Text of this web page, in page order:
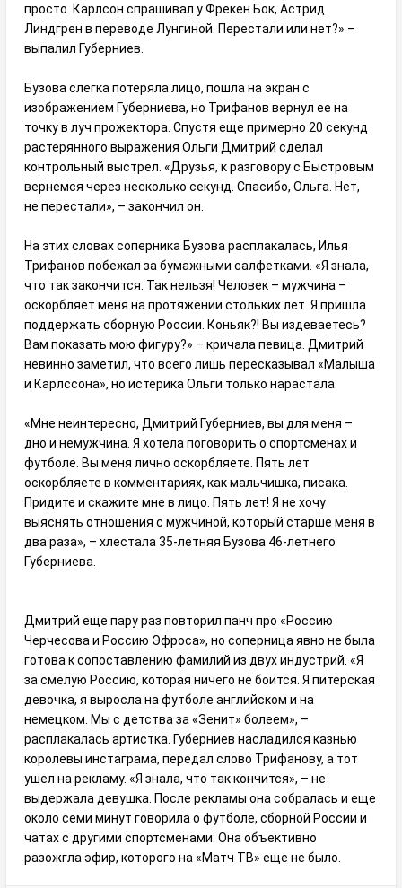
просто. Карлсон спрашивал у Фрекен Бок, Астрид
Линдгрен в переводе Лунгиной. Перестали или нет?» –
выпалил Губерниев.
Бузова слегка потеряла лицо, пошла на экран с
изображением Губерниева, но Трифанов вернул ее на
точку в луч прожектора. Спустя еще примерно 20 секунд
растерянного выражения Ольги Дмитрий сделал
контрольный выстрел. «Друзья, к разговору с Быстровым
вернемся через несколько секунд. Спасибо, Ольга. Нет,
не перестали», – закончил он.
На этих словах соперника Бузова расплакалась, Илья
Трифанов побежал за бумажными салфетками. «Я знала,
что так закончится. Так нельзя! Человек – мужчина –
оскорбляет меня на протяжении стольких лет. Я пришла
поддержать сборную России. Коньяк?! Вы издеваетесь?
Вам показать мою фигуру?» – кричала певица. Дмитрий
невинно заметил, что всего лишь пересказывал «Малыша
и Карлссона», но истерика Ольги только нарастала.
«Мне неинтересно, Дмитрий Губерниев, вы для меня –
дно и немужчина. Я хотела поговорить о спортсменах и
футболе. Вы меня лично оскорбляете. Пять лет
оскорбляете в комментариях, как мальчишка, писака.
Придите и скажите мне в лицо. Пять лет! Я не хочу
выяснять отношения с мужчиной, который старше меня в
два раза», – хлестала 35-летняя Бузова 46-летнего
Губерниева.
Дмитрий еще пару раз повторил панч про «Россию
Черчесова и Россию Эфроса», но соперница явно не была
готова к сопоставлению фамилий из двух индустрий. «Я
за смелую Россию, которая ничего не боится. Я питерская
девочка, я выросла на футболе английском и на
немецком. Мы с детства за «Зенит» болеем», –
расплакалась артистка. Губерниев насладился казнью
королевы инстаграма, передал слово Трифанову, а тот
ушел на рекламу. «Я знала, что так кончится», – не
выдержала девушка. После рекламы она собралась и еще
около семи минут говорила о футболе, сборной России и
чатах с другими спортсменами. Она объективно
разожгла эфир, которого на «Матч ТВ» еще не было.